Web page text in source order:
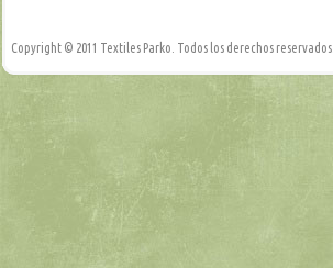
Copyright © 2011 Textiles Parko. Todos los derechos reservados.